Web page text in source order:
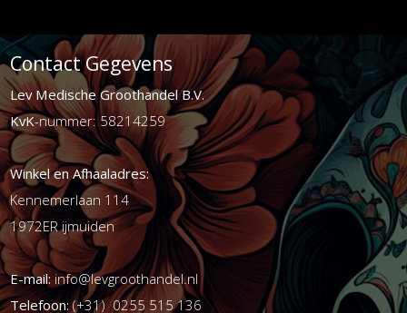
Contact Gegevens
Lev Medische Groothandel B.V.
KvK-nummer: 58214259
Winkel en Afhaaladres:
Kennemerlaan 114
1972ER ijmuiden
E-mail:info@levgroothandel.nl
Telefoon:(+31) 0255 515 136